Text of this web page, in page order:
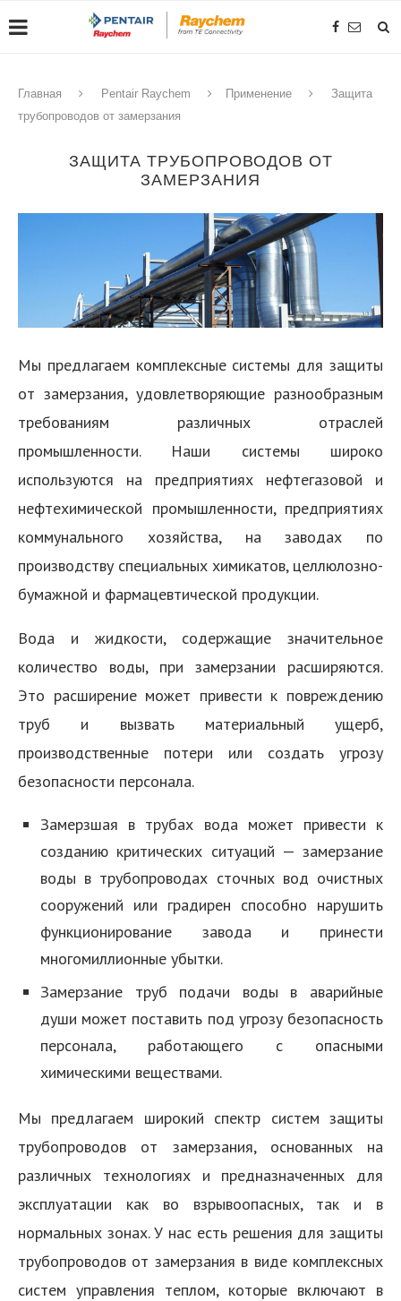
Главная Pentair Raychem Применение
Защита
трубопроводов от замерзания
ЗАЩИТА ТРУБОПРОВОДОВ ОТ
ЗАМЕРЗАНИЯ
Мы предлагаем комплексные системы для защиты
от замерзания, удовлетворяющие разнообразным
требованиям различных отраслей
промышленности. Наши системы широко
используются на предприятиях нефтегазовой и
нефтехимической промышленности, предприятиях
коммунального хозяйства, на заводах по
производству специальных химикатов, целлюлозно-
бумажной и фармацевтической продукции.
Вода и жидкости, содержащие значительное
количество воды, при замерзании расширяются.
Это расширение может привести к повреждению
труб и вызвать материальный ущерб,
производственные потери или создать угрозу
безопасности персонала.
Замерзшая в трубах вода может привести к
созданию критических ситуаций — замерзание
воды в трубопроводах сточных вод очистных
сооружений или градирен способно нарушить
функционирование завода и принести
многомиллионные убытки.
Замерзание труб подачи воды в аварийные
души может поставить под угрозу безопасность
персонала, работающего с опасными
химическими веществами.
Мы предлагаем широкий спектр систем защиты
трубопроводов от замерзания, основанных на
различных технологиях и предназначенных для
эксплуатации как во взрывоопасных, так и в
нормальных зонах. У нас есть решения для защиты
трубопроводов от замерзания в виде комплексных
систем управления теплом, которые включают в